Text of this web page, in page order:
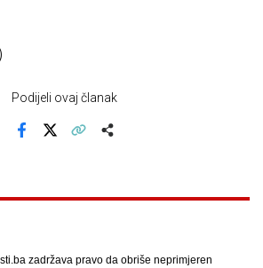
Podijeli ovaj članak
zadržava pravo da obriše neprimjeren